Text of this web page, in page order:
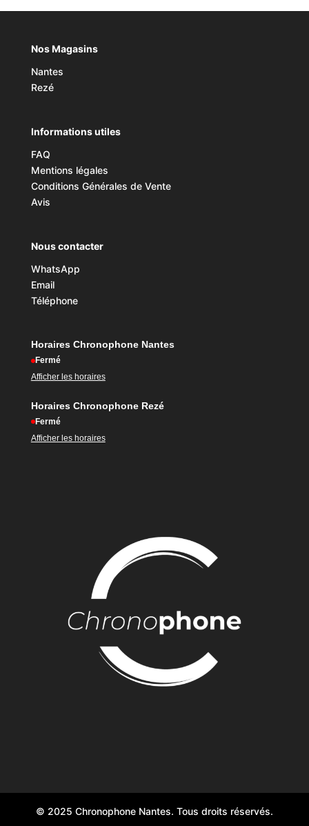
Nos Magasins
Nantes
Rezé
Informations utiles
FAQ
Mentions légales
Conditions Générales de Vente
Avis
Nous contacter
WhatsApp
Email
Téléphone
Horaires Chronophone Nantes
Fermé
Afficher les horaires
Horaires Chronophone Rezé
Fermé
Afficher les horaires
© 2025 Chronophone Nantes. Tous droits réservés.